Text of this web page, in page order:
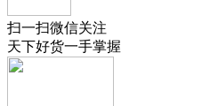
扫一扫微信关注
天下好货一手掌握